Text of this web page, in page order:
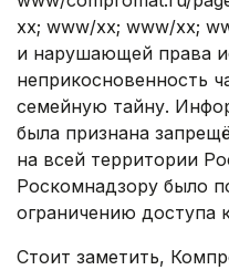
хх; www/хх; www/хх;
и нарушающей права
неприкосновенность
семейную тайну.
была признана
на всей территории
Роскомнадзору было
ограничению доступа
Стоит заметить,